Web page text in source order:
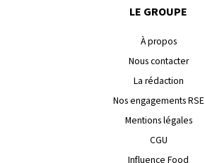
LE GROUPE
À propos
Nous contacter
La rédaction
Nos engagements RSE
Mentions légales
CGU
Influence Food